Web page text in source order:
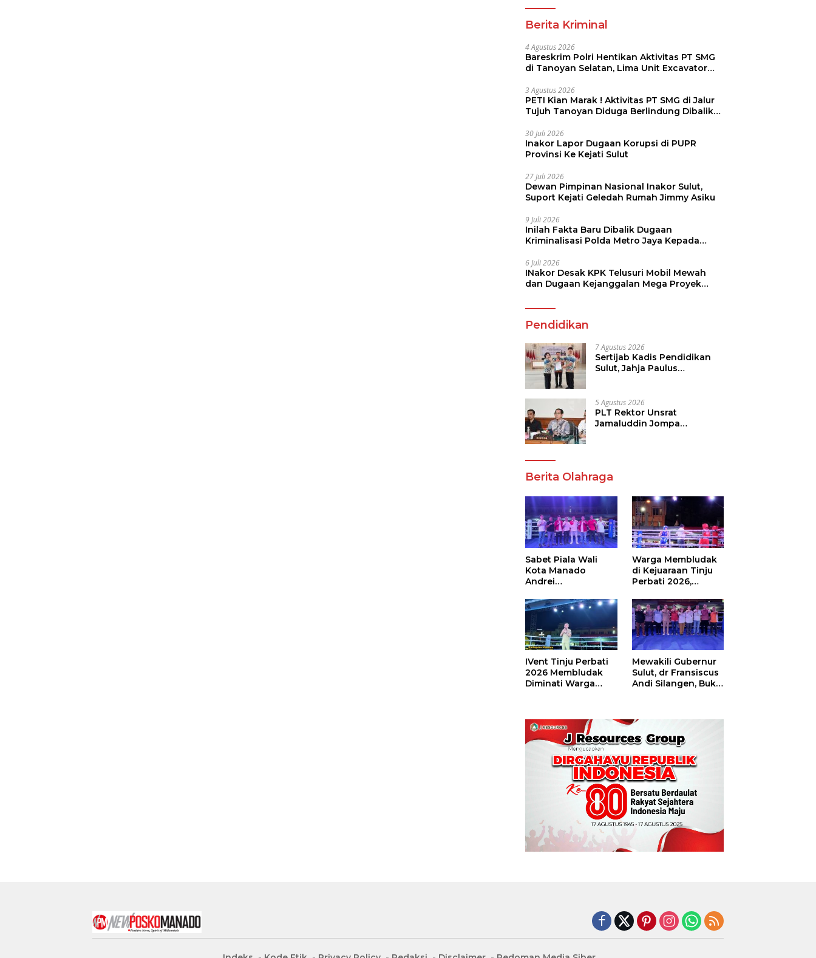
Berita Kriminal
4 Agustus 2026
Bareskrim Polri Hentikan Aktivitas PT SMG
di Tanoyan Selatan, Lima Unit Excavator
3 Agustus 2026
PETI Kian Marak ! Aktivitas PT SMG di Jalur
Tujuh Tanoyan Diduga Berlindung Dibalik
30 Juli 2026
Inakor Lapor Dugaan Korupsi di PUPR
Provinsi Ke Kejati Sulut
27 Juli 2026
Dewan Pimpinan Nasional Inakor Sulut,
Suport Kejati Geledah Rumah Jimmy Asiku
9 Juli 2026
Inilah Fakta Baru Dibalik Dugaan
Kriminalisasi Polda Metro Jaya Kepada
6 Juli 2026
INakor Desak KPK Telusuri Mobil Mewah
dan Dugaan Kejanggalan Mega Proyek
Pendidikan
7 Agustus 2026
Sertijab Kadis Pendidikan
Sulut, Jahja Paulus
Pendidikan
5 Agustus 2026
PLT Rektor Unsrat
Jamaluddin Jompa
Berita Olahraga
Sabet Piala Wali
Kota Manado
Andrei
Boxing Camp Juara
Umum Tinju Perbati
2026
Warga Membludak
di Kejuaraan Tinju
Perbati 2026,
Piala Wali Kota
IVent Tinju Perbati
2026 Membludak
Diminati Warga
Mewakili Gubernur
Sulut, dr Fransiscus
Andi Silangen, Buka
Piala Wali Kota
Manado